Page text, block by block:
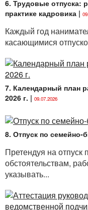
6. Трудовые отпуска:
практике кадровика |
Каждый год
касающимися
7. Календарный план
2026 г. | 09.07.2026
8. Отпуск по
Претендуя на
обстоятельствам,
указывать...